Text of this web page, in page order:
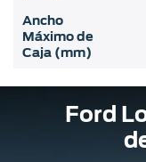
Ancho
Máximo de
Caja (mm)
Ford